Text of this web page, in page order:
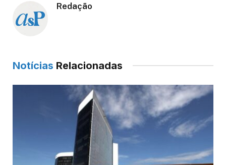
Redação
Notícias Relacionadas